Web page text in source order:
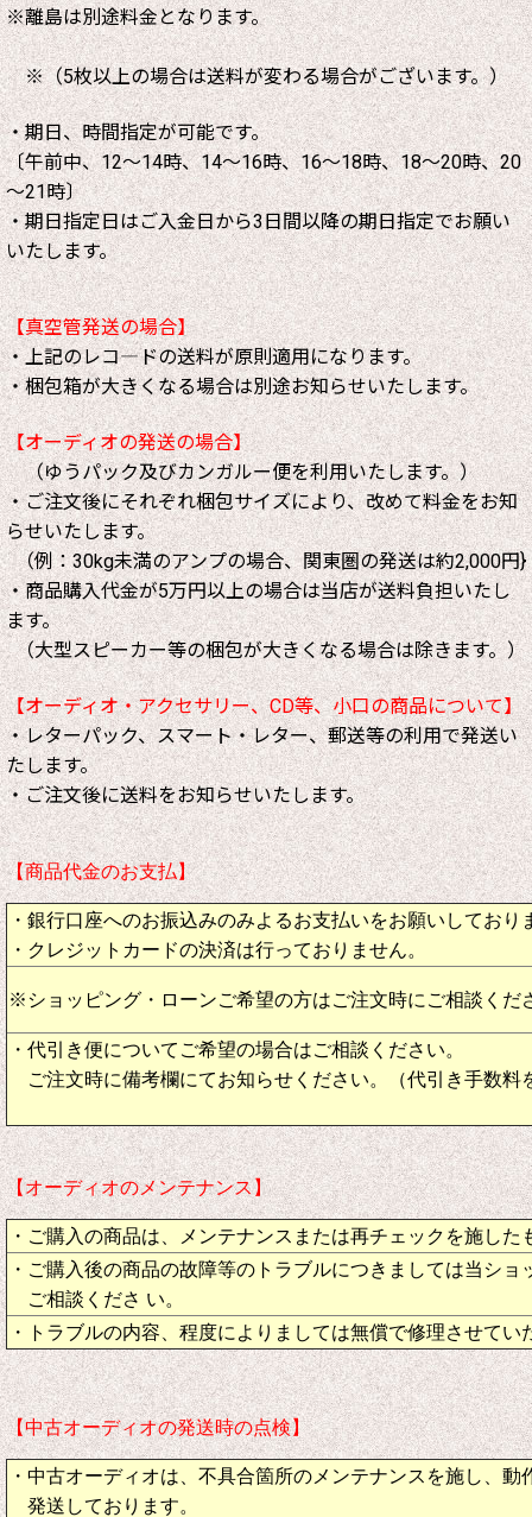
※離島は別途料金となります。
※（5枚以上の場合は送料が変わる場合がございます。）
・期日、時間指定が可能です。
〔午前中、12～14時、14～16時、16～18時、18～20時、20
～21時〕
・期日指定日はご入金日から3日間以降の期日指定でお願い
いたします。
【真空管発送の場合】
・上記のレコ―ドの送料が原則適用になります。
・梱包箱が大きくなる場合は別途お知らせいたします。
【オーディオの発送の場合】
（ゆうパック及びカンガルー便を利用いたします。）
・ご注文後にそれぞれ梱包サイズにより、改めて料金をお知
らせいたします。
（例：30kg未満のアンプの場合、関東圏の発送は約2,000円}
・商品購入代金が5万円以上の場合は当店が送料負担いたし
ます。
（大型スピーカー等の梱包が大きくなる場合は除きます。）
【オーディオ・アクセサリー、CD等、小口の商品について】
・レターパック、スマート・レター、郵送等の利用で発送い
たします。
・ご注文後に送料をお知らせいたします。
【商品代金のお支払】
・銀行口座へのお振込みのみよるお支払いをお願いしており
・クレジットカードの決済は行っておりません。
※ショッピング・ローンご希望の方はご注文時にご相談くだ
・代引き便についてご希望の場合はご相談ください。
ご注文時に備考欄にてお知らせください。（代引き手数料
【オーディオのメンテナンス】
・ご購入の商品は、メンテナンスまたは再チェックを施し
・ご購入後の商品の故障等のトラブルにつきましては当ショ
ご相談くださ い。
・トラブルの内容、程度によりましては無償で修理させてい
【中古オーディオの発送時の点検】
・中古オーディオは、不具合箇所のメンテナンスを施し、動
発送しております。